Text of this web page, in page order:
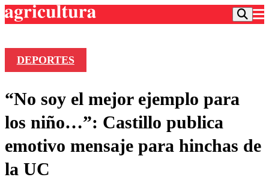
Frecuencias
Agricultura TV
Deportes
Colo Colo
Entretención
DEPORTES
“No soy el mejor ejemplo para
los niño…”: Castillo publica
emotivo mensaje para hinchas de
la UC